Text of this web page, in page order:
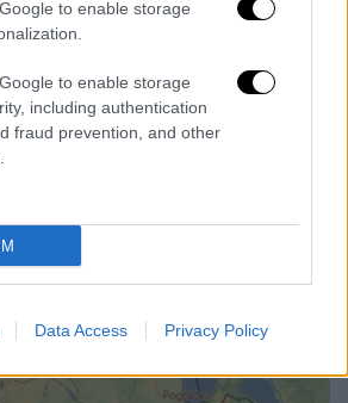
to enable storage
to enable storage
including authentication
fraud prevention, and other
Data Access Privacy Policy
άγρια από άτακτα στίφη
στο νησί την “αλβανική